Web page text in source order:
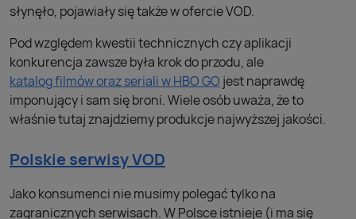
słynęło, pojawiały się także w ofercie VOD.
Pod względem kwestii technicznych czy aplikacji
konkurencja zawsze była krok do przodu, ale
katalog filmów oraz seriali w HBO GO jest naprawdę
imponujący i sam się broni. Wiele osób uważa, że to
właśnie tutaj znajdziemy produkcje najwyższej jakości.
Polskie serwisy VOD
Jako konsumenci nie musimy polegać tylko na
zagranicznych serwisach. W Polsce istnieje (i ma się